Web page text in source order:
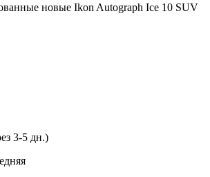
новые Ikon Autograph Ice 10 SUV
3-5 дн.)